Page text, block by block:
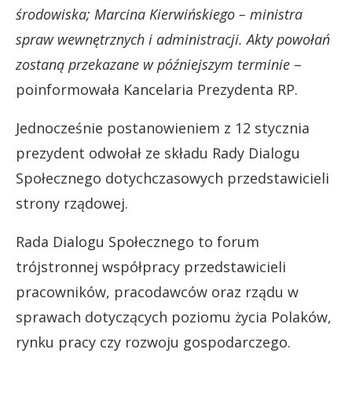
środowiska; Marcina Kierwińskiego – ministra
spraw wewnętrznych i administracji. Akty powołań
zostaną przekazane w późniejszym terminie –
poinformowała Kancelaria Prezydenta RP.
Jednocześnie postanowieniem z 12 stycznia
prezydent odwołał ze składu Rady Dialogu
Społecznego dotychczasowych przedstawicieli
strony rządowej.
Rada Dialogu Społecznego to forum
trójstronnej współpracy przedstawicieli
pracowników, pracodawców oraz rządu w
sprawach dotyczących poziomu życia Polaków,
rynku pracy czy rozwoju gospodarczego.